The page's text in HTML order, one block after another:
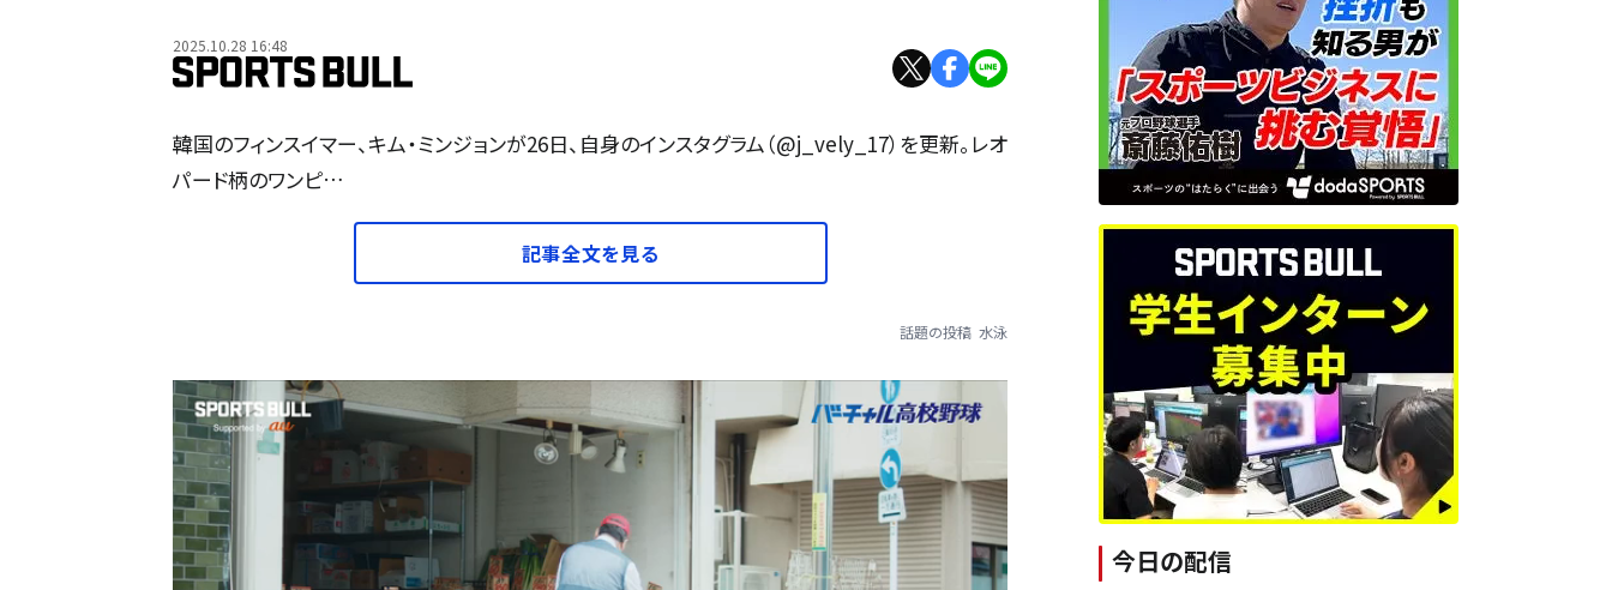
2025.10.28 16:48
韓国のフィンスイマー、キム・ミンジョンが26日、自身のインスタグラム（@j_vely_17）を更新。レオ
パード柄のワンピ…
記事全文を見る
話題の投稿 水泳
今日の配信